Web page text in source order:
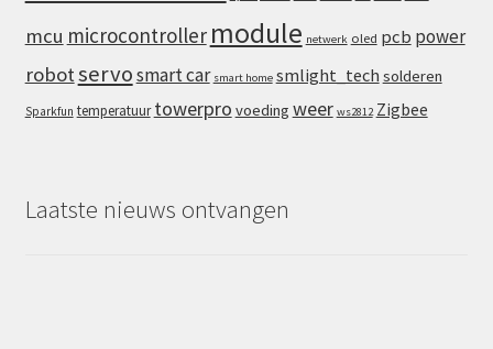
mcu microcontroller module netwerk oled pcb power
robotservosmart car smart home smlight_tech solderen
Sparkfun temperatuur towerpro voeding weer ws2812 Zigbee
Laatste nieuws ontvangen